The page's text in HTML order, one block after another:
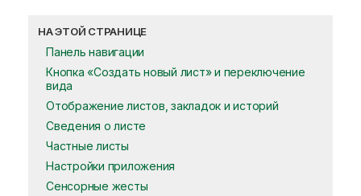
НА ЭТОЙ СТРАНИЦЕ
Панель навигации
Кнопка «Создать новый лист» и переключение
вида
Отображение листов, закладок и историй
Сведения о листе
Частные листы
Настройки приложения
Сенсорные жесты